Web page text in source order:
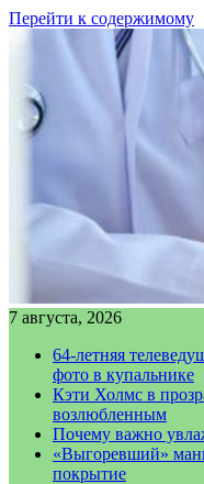
Перейти к содержимому
7 августа, 2026
64-летняя
фото в купальнике
Кэти Холмс в
возлюбленным
Почему важно
«Выгоревший»
покрытие